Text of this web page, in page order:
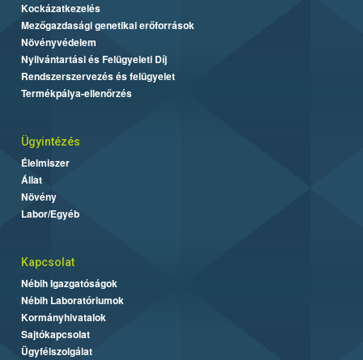
Kockázatkezelés
Mezőgazdasági genetikai erőforrások
Növényvédelem
Nyilvántartási és Felügyeleti Díj
Rendszerszervezés és felügyelet
Termékpálya-ellenőrzés
Ügyintézés
Élelmiszer
Állat
Növény
Labor/Egyéb
Kapcsolat
Nébih Igazgatóságok
Nébih Laboratóriumok
Kormányhivatalok
Sajtókapcsolat
Ügyfélszolgálat